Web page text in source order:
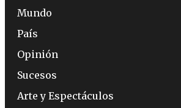
Mundo
País
Opinión
Sucesos
Arte y Espectáculos